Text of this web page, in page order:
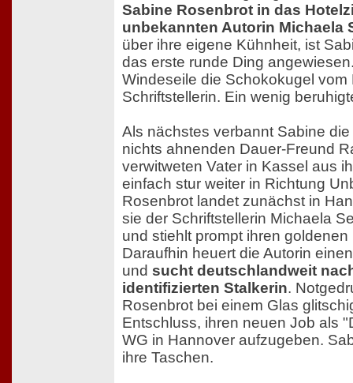
Sabine Rosenbrot in das
unbekannten Autorin Michaela
über ihre eigene Kühnheit, ist
das erste runde Ding
Windeseile die Schokokugel vom
Schriftstellerin. Ein wenig
Als nächstes verbannt Sabine
nichts ahnenden Dauer-Freund
verwitweten Vater in Kassel aus
einfach stur weiter in Richtung
Rosenbrot landet zunächst in
sie der Schriftstellerin Michaela
und stiehlt prompt ihren
Daraufhin heuert die Autorin
und sucht deutschlandweit
identifizierten Stalkerin.
Rosenbrot bei einem Glas
Entschluss, ihren neuen Job als
WG in Hannover aufzugeben.
ihre Taschen.